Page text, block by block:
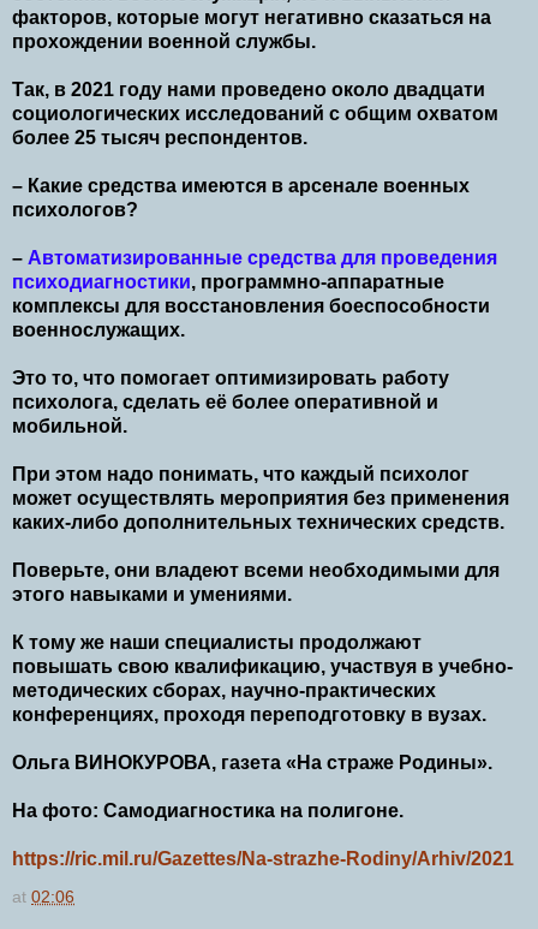
факторов, которые могут негативно сказаться на
прохождении военной службы.
Так, в 2021 году нами проведено около двадцати
социологических исследований с общим охватом
более 25 тысяч респондентов.
– Какие средства имеются в арсенале военных
психологов?
– Автоматизированные средства для проведения
психодиагностики, программно-аппаратные
комплексы для восстановления боеспособности
военнослужащих.
Это то, что помогает оптимизировать работу
психолога, сделать её более оперативной и
мобильной.
При этом надо понимать, что каждый психолог
может осуществлять мероприятия без применения
каких-либо дополнительных технических средств.
Поверьте, они владеют всеми необходимыми для
этого навыками и умениями.
К тому же наши специалисты продолжают
повышать свою квалификацию, участвуя в учебно-
методических сборах, научно-практических
конференциях, проходя переподготовку в вузах.
Ольга ВИНОКУРОВА, газета «На страже Родины».
На фото: Самодиагностика на полигоне.
https://ric.mil.ru/Gazettes/Na-strazhe-Rodiny/Arhiv/2021
at 02:06